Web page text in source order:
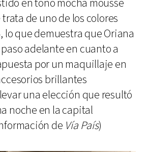
en tono mocha mousse
de uno de los colores
lo que demuestra que Oriana
adelante en cuanto a
por un maquillaje en
brillantes
una elección que resultó
noche en la capital
de Vía País)